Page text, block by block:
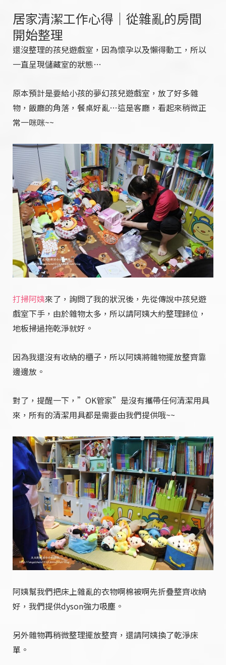
居家清潔工作心得｜從雜亂的房間
開始整理
還沒整理的孩兒遊戲室，因為懷孕以及懶得動工，所以
一直呈現儲藏室的狀態…
原本預計是要給小孩的夢幻孩兒遊戲室，放了好多雜
物，飯廳的角落，餐桌好亂…這是客廳，看起來稍微正
常一咪咪~~
打掃阿姨來了，詢問了我的狀況後，先從傳說中孩兒遊
戲室下手，由於雜物太多，所以請阿姨大約整理歸位，
地板掃過拖乾淨就好。
因為我還沒有收納的櫃子，所以阿姨將雜物擺放整齊靠
邊邊放。
對了，提醒一下，”OK管家”是沒有攜帶任何清潔用具
來，所有的清潔用具都是需要由我們提供哦~~
阿姨幫我們把床上雜亂的衣物啊棉被啊先折疊整齊收納
好，我們提供dyson強力吸塵。
另外雜物再稍微整理擺放整齊，還請阿姨換了乾淨床
單。